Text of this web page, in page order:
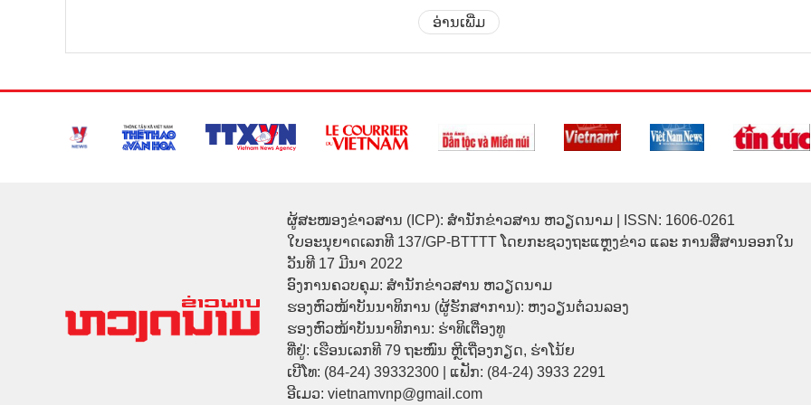
ອ່ານເພີ່ມ
ຜູ້ສະໜອງຂ່າວສານ (ICP): ສຳນັກຂ່າວສານ ຫວຽດນາມ | ISSN: 1606-0261
ໃບອະນຸຍາດເລກທີ 137/GP-BTTTT ໂດຍກະຊວງຖະແຫຼງຂ່າວ ແລະ ການສື່ສານອອກໃນ
ວັນທີ 17 ມີນາ 2022
ອົງການຄວບຄຸມ: ສຳນັກຂ່າວສານ ຫວຽດນາມ
ຮອງຫົວໜ້າບັນນາທິການ (ຜູ້ຮັກສາການ): ຫງວຽນຕ໋ວນລອງ
ຮອງຫົວໜ້າບັນນາທິການ: ຮ່າທິເຕື່ອງທູ
ທີ່ຢູ່: ເຮືອນເລກທີ 79 ຖະໜົນ ຫຼີເຖື່ອງກຽດ, ຮ່າໂນ້ຍ
ເບີໂທ: (84-24) 39332300 | ແຟັກ: (84-24) 3933 2291
ອີເມວ: vietnamvnp@gmail.com